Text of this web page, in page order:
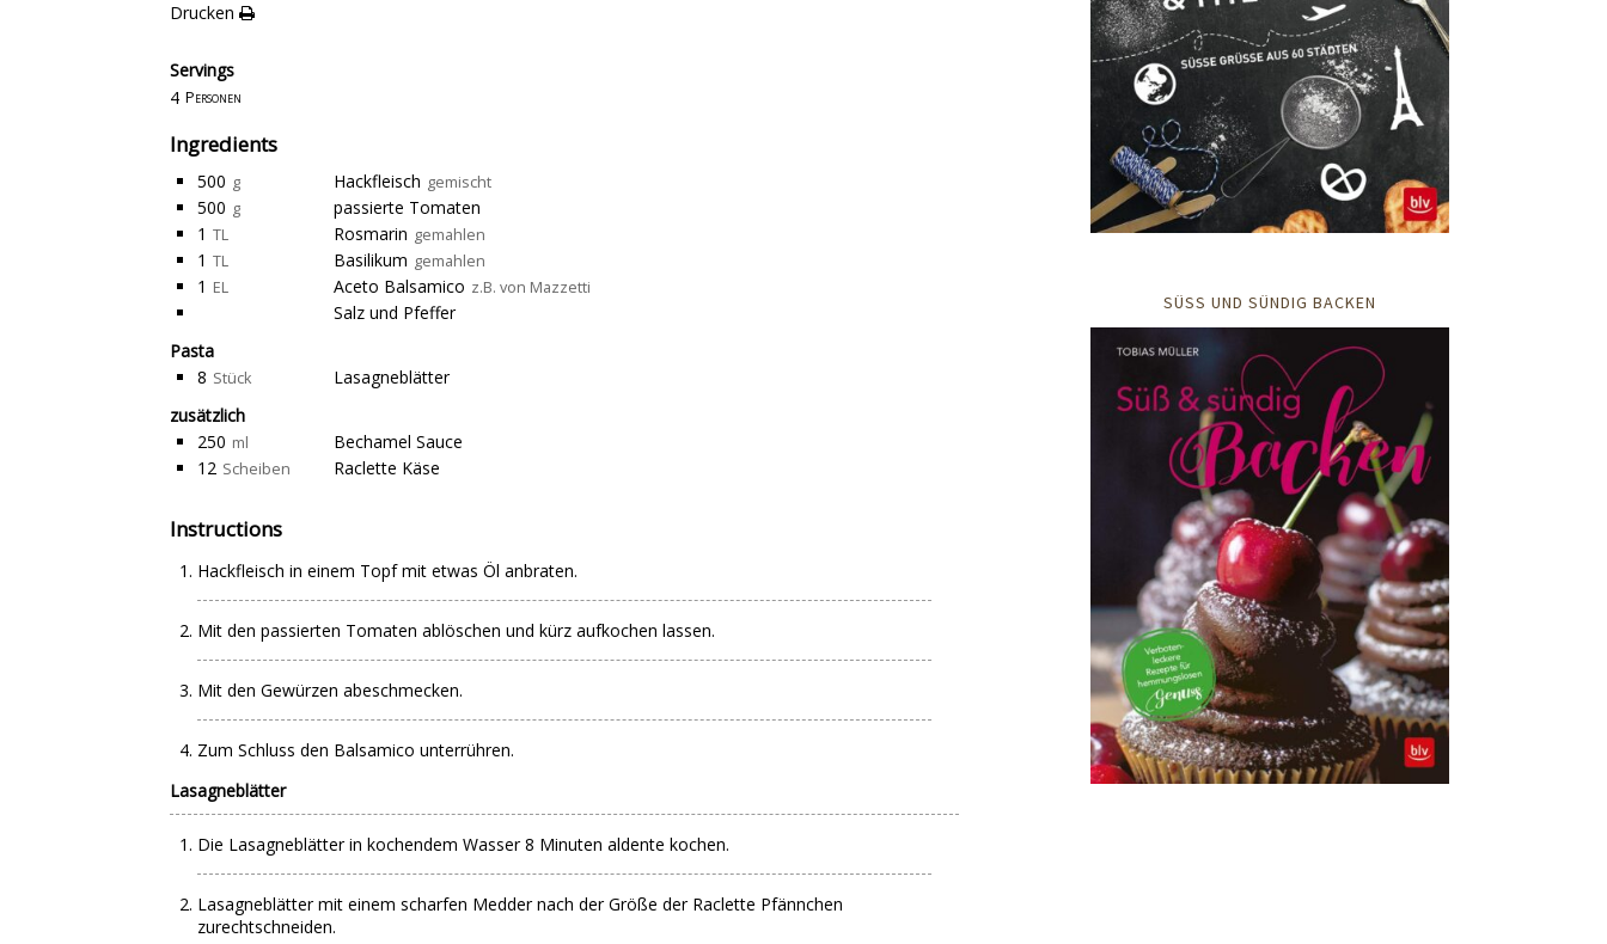
Drucken
Servings
4 Personen
Ingredients
500 g Hackfleisch gemischt
500 g
passierte Tomaten
1 TL Rosmarin gemahlen
1 TL Basilikum gemahlen
1 EL Aceto Balsamico z.B. von Mazzetti
Salz und Pfeffer
Pasta
8 Stück
Lasagneblätter
zusätzlich
250 ml
Bechamel Sauce
12 Scheiben Raclette Käse
Instructions
Hackfleisch in einem Topf mit etwas Öl anbraten.
Mit den passierten Tomaten ablöschen und kürz aufkochen lassen.
Mit den Gewürzen abeschmecken.
Zum Schluss den Balsamico unterrühren.
Lasagneblätter
Die Lasagneblätter in kochendem Wasser 8 Minuten aldente kochen.
Lasagneblätter mit einem scharfen Medder nach der Größe der Raclette Pfännchen
zurechtschneiden.
SÜSS UND SÜNDIG BACKEN